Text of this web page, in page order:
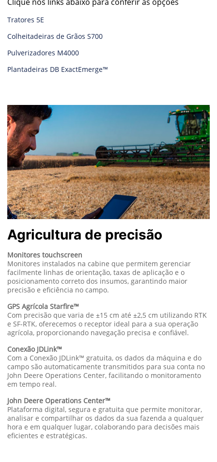
Tratores 5E
Colheitadeiras de Grãos S700
Pulverizadores M4000
Plantadeiras DB ExactEmerge™
Agricultura de precisão
Monitores touchscreen
Monitores instalados na cabine que permitem gerenciar
facilmente linhas de orientação, taxas de aplicação e o
posicionamento correto dos insumos, garantindo maior
precisão e eficiência no campo.
GPS Agrícola Starfire™
Com precisão que varia de ±15 cm até ±2,5 cm utilizando RTK
e SF-RTK, oferecemos o receptor ideal para a sua operação
agrícola, proporcionando navegação precisa e confiável.
Conexão JDLink™
Com a Conexão JDLink™ gratuita, os dados da máquina e do
campo são automaticamente transmitidos para sua conta no
John Deere Operations Center, facilitando o monitoramento
em tempo real.
John Deere Operations Center™
Plataforma digital, segura e gratuita que permite monitorar,
analisar e compartilhar os dados da sua fazenda a qualquer
hora e em qualquer lugar, colaborando para decisões mais
eficientes e estratégicas.